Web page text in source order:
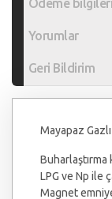
Ödeme bilgileri
Yorumlar
Geri Bildirim
Mayapaz
LPG ve Np ile
Magnet